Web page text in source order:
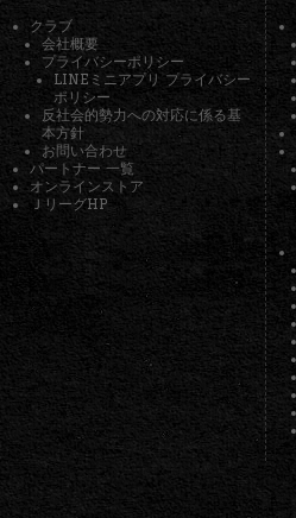
クラブ
会社概要
プライバシーポリシー
LINEミニアプリ プライバシー
ポリシー
反社会的勢力への対応に係る基
本方針
お問い合わせ
パートナー 一覧
オンラインストア
ＪリーグHP